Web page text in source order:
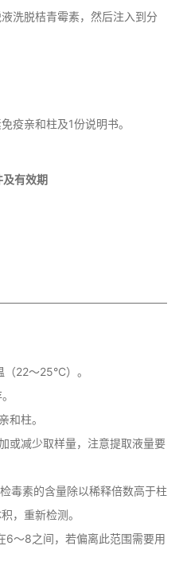
洗脱桔青霉素，然后注入到分
疫亲和柱及1份说明书。
及有效期
22～25°C）。
和柱。
或减少取样量，注意提取液量要
毒素的含量除以稀释倍数高于柱
，重新检测。
～8之间，若偏离此范围需要用